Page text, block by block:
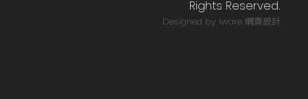
Rights Reserved.
Designed by iware 網頁設計